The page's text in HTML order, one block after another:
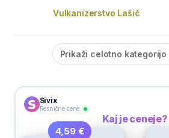
Vulkanizerstvo Lašič
Prikaži celotno kategorijo
Sivix
Resnične cene
Kaj je ceneje?
4,59 €